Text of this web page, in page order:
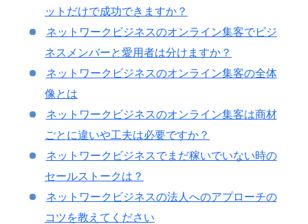
ットだけで成功できますか？
ネットワークビジネスのオンライン集客でビジ
ネスメンバーと愛用者は分けますか？
ネットワークビジネスのオンライン集客の全体
像とは
ネットワークビジネスのオンライン集客は商材
ごとに違いや工夫は必要ですか？
ネットワークビジネスでまだ稼いでいない時の
セールストークは？
ネットワークビジネスの法人へのアプローチの
コツを教えてください